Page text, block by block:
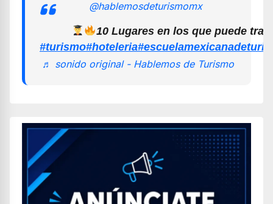
@hablemosdeturismomx
10 Lugares en los que puede
#turismo#hoteleria
♬ sonido original - Hablemos de Turismo